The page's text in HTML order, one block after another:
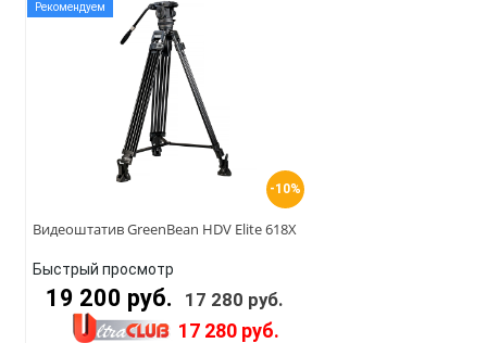
-10%
Рекомендуем
Видеоштатив GreenBean HDV Elite 618X
Быстрый просмотр
19 200 руб. 17 280 руб.
17 280 руб.